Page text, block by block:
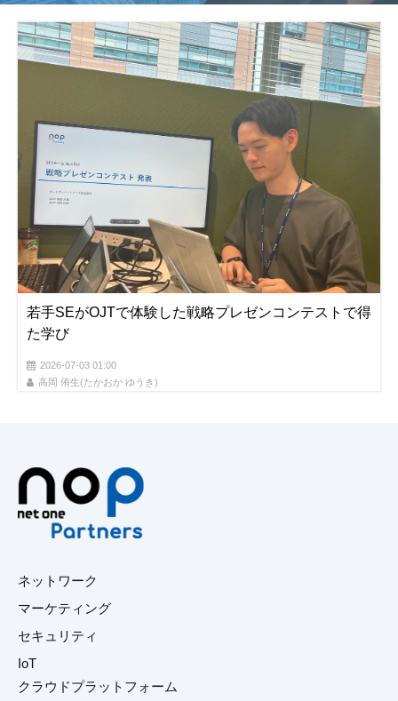
若手SEがOJTで体験した戦略プレゼンコンテストで得
た学び​
2026-07-03 01:00
高岡 侑生(たかおか ゆうき)
ネットワーク
マーケティング
セキュリティ
IoT
クラウドプラットフォーム